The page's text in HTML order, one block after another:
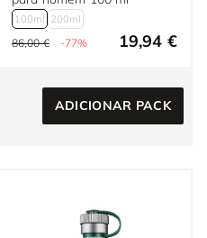
100ml 200ml
86,00 € -77% 19,94 €
ADICIONAR PACK